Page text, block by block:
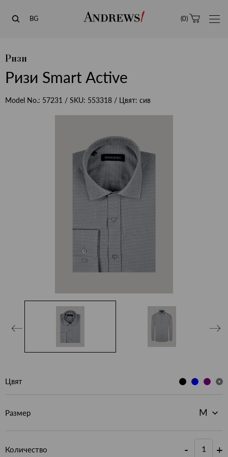
Andrews
BG (0)
Ризи
Ризи Smart Active
Model No.: 57231 / SKU: 553318 / Цвят: сив
Цвят
Размер
Количество - +